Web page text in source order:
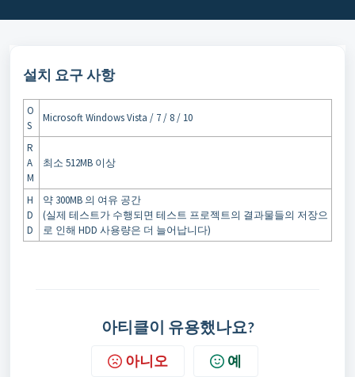
설치 요구 사항
O
S
Microsoft Windows Vista / 7 / 8 / 10
R
A
M
최소 512MB 이상
H
D
D
약 300MB 의 여유 공간
(실제 테스트가 수행되면 테스트 프로젝트의 결과물들의 저장으
로 인해 HDD 사용량은 더 늘어납니다)
아티클이 유용했나요?
아니오 예